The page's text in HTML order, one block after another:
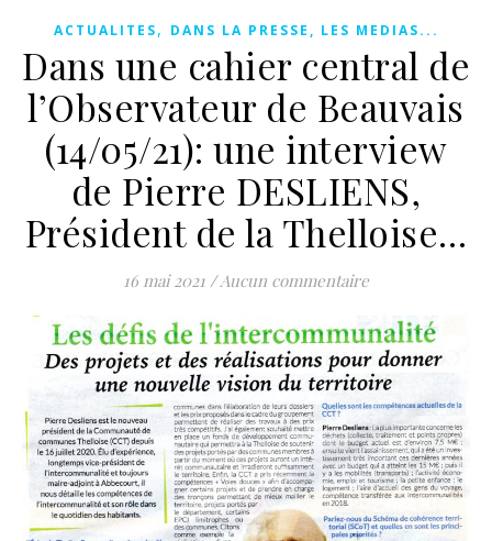
ACTUALITES, DANS LA PRESSE, LES MEDIAS...
Dans une cahier central de
l’Observateur de Beauvais
(14/05/21): une interview
de Pierre DESLIENS,
Président de la Thelloise…
16 mai 2021 /Aucun commentaire